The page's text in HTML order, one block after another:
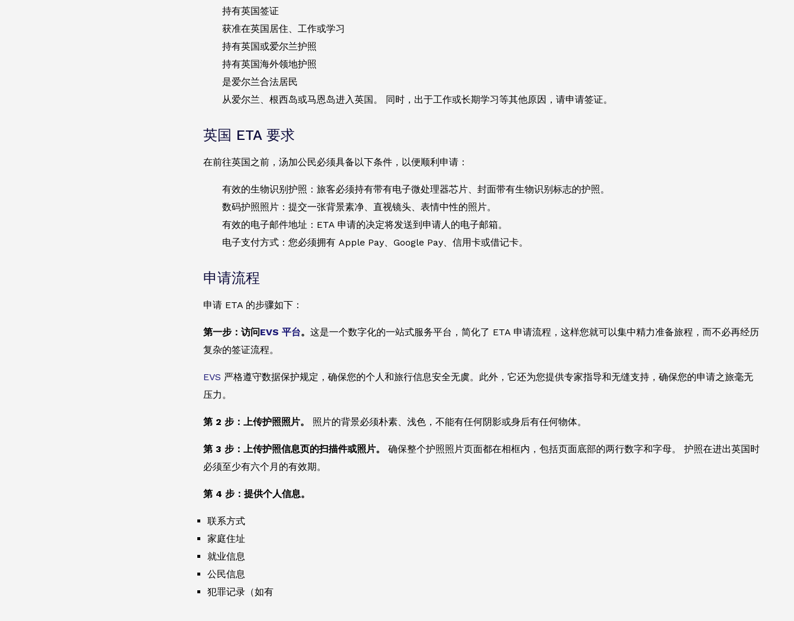
持有英国签证
获准在英国居住、工作或学习
持有英国或爱尔兰护照
持有英国海外领地护照
是爱尔兰合法居民
从爱尔兰、根西岛或马恩岛进入英国。 同时，出于工作或长期学习等其他原因，请申请签证。
英国 ETA 要求
在前往英国之前，汤加公民必须具备以下条件，以便顺利申请：
有效的生物识别护照：旅客必须持有带有电子微处理器芯片、封面带有生物识别标志的护照。
数码护照照片：提交一张背景素净、直视镜头、表情中性的照片。
有效的电子邮件地址：ETA 申请的决定将发送到申请人的电子邮箱。
电子支付方式：您必须拥有 Apple Pay、Google Pay、信用卡或借记卡。
申请流程
申请 ETA 的步骤如下：
第一步：访问EVS 平台。 这是一个数字化的一站式服务平台，简化了 ETA 申请流程，这样您就可以集中精力准备旅程，而不必再经历
复杂的签证流程。
EVS 严格遵守数据保护规定，确保您的个人和旅行信息安全无虞。此外，它还为您提供专家指导和无缝支持，确保您的申请之旅毫无
压力。
第 2 步：上传护照照片。 照片的背景必须朴素、浅色，不能有任何阴影或身后有任何物体。
第 3 步：上传护照信息页的扫描件或照片。 确保整个护照照片页面都在相框内，包括页面底部的两行数字和字母。 护照在进出英国时
必须至少有六个月的有效期。
第 4 步：提供个人信息。
联系方式
家庭住址
就业信息
公民信息
犯罪记录（如有